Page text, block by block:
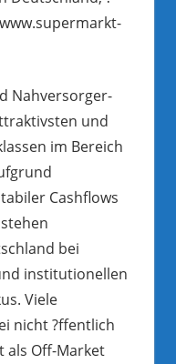
Nahversorger-
und
im Bereich
Cashflows
bei
institutionellen
Viele
nicht ?ffentlich
als Off-Market